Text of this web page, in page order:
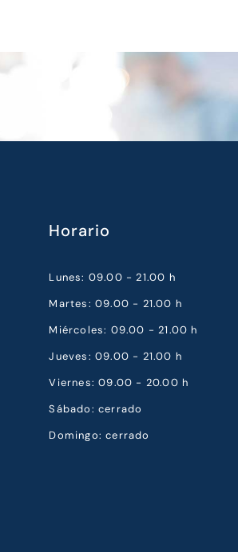
Horario
Lunes: 09.00 - 21.00 h
Martes: 09.00 - 21.00 h
Miércoles: 09.00 - 21.00 h
Jueves: 09.00 - 21.00 h
Viernes: 09.00 - 20.00 h
Sábado: cerrado
Domingo: cerrado